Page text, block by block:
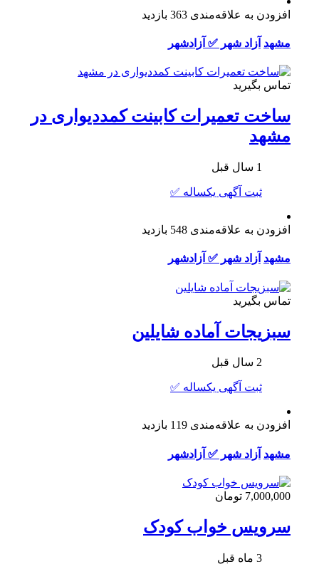
افزودن به علاقه‌مندی 363 بازدید
مشهد آزاد شهر ✅ آزادشهر
تماس بگیرید
ساخت تعميرات کابینت کمددیواری در
مشهد
1 سال قبل
ثبت آگهی یکساله ✅
افزودن به علاقه‌مندی 548 بازدید
مشهد آزاد شهر ✅ آزادشهر
تماس بگیرید
سبزیجات آماده شایلین
2 سال قبل
ثبت آگهی یکساله ✅
افزودن به علاقه‌مندی 119 بازدید
مشهد آزاد شهر ✅ آزادشهر
7,000,000 تومان
سرویس خواب کودک
3 ماه قبل